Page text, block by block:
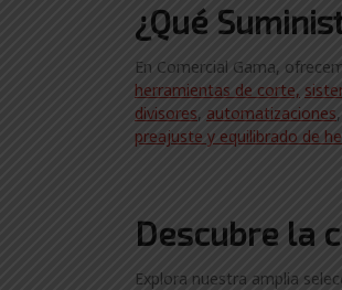
¿Qué
En Comercial Gama,
herramientas de corte,
divisores, automatizaciones,
preajuste y equilibrado de
Descubre la
Explora nuestra amplia